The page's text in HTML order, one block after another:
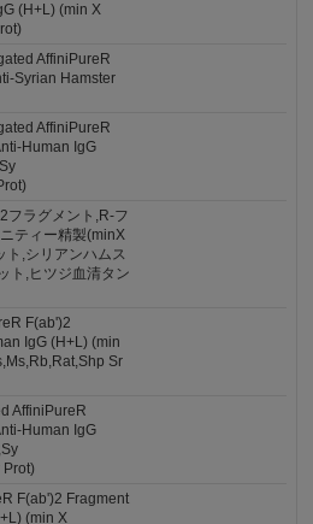
(H+L) (min X
AffiniPureR
Syrian Hamster
AffiniPureR
Human IgG
フラグメント,R-フ
ティー精製(minX
ト,シリアンハムス
ト,ヒツジ血清タン
F(ab')2
IgG (H+L) (min
Sr
AffiniPureR
Human IgG
Prot)
F(ab')2 Fragment
(min X